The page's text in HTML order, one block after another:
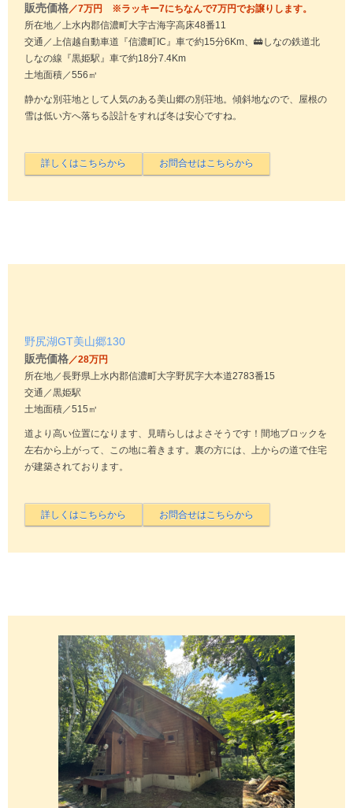
販売価格 ／7万円 ※ラッキー7にちなんで7万円でお譲りします。
所在地／上水内郡信濃町大字古海字高床48番11
交通／上信越自動車道『信濃町IC』車で約15分6Km、🚋しなの鉄道北
しなの線『黒姫駅』車で約18分7.4Km
土地面積／556㎥
静かな別荘地として人気のある美山郷の別荘地。傾斜地なので、屋根の
雪は低い方へ落ちる設計をすれば冬は安心ですね。
野尻湖GT美山郷130
販売価格／28万円
所在地／長野県上水内郡信濃町大字野尻字大本道2783番15
交通／黒姫駅
土地面積／515㎥
道より高い位置になります、見晴らしはよさそうです！間地ブロックを
左右から上がって、この地に着きます。裏の方には、上からの道で住宅
が建築されております。